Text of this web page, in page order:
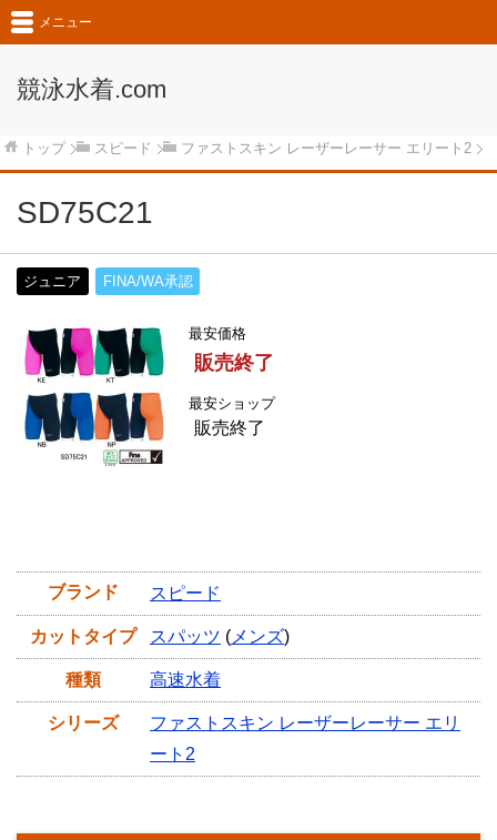
競泳水着.com
メニュー
トップ スピード ファストスキン レーザーレーサー エリート2
SD75C21
ジュニア FINA/WA承認
最安価格
販売終了
最安ショップ
販売終了
ブランド スピード
カットタイプ スパッツ ( メンズ)
種類 高速水着
シリーズ
ファストスキン レーザーレーサー エリ
ート2